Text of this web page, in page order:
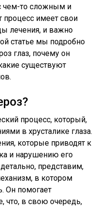
чем-то сложным и
процесс имеет свои
лечения, и важно
статье мы подробно
глаз, почему он
существуют
процесс, который,
в хрусталике глаза.
которые приводят к
и нарушению его
представим,
в котором
Он помогает
что, в свою очередь,